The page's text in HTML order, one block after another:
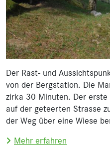
Der Rast- und
von der Bergstation. Die
zirka 30 Minuten. Der erste
auf der geteerten Strasse
der Weg über eine Wiese
Mehr erfahren